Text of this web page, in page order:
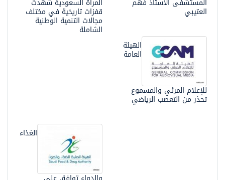
المرأة السعودية شهدت
قفزات تاريخية في مختلف
مجالات التنمية الوطنية
الشاملة
المستشفى الأستاذ فهم
العتيبي
الهيئة
العامة
للإعلام المرئي والمسموع
تحذر من التعصب الرياضي
الغذاء